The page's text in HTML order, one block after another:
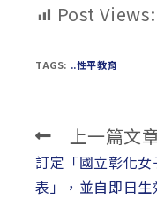
Post Views:
TAGS: ..性平教育
Read
more
articles
上一篇文
訂定「國立彰化
表」，並自即日生